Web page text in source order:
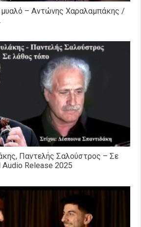
– Αντώνης Χαραλαμπάκης /
Παντελής Σαλούστρος – Σε
Release 2025